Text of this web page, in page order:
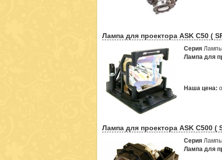
Лампа для проектора ASK C50 (
Серия
Лампа для
Наша цена:
Лампа для проектора ASK C500 (
Серия
Лампа для